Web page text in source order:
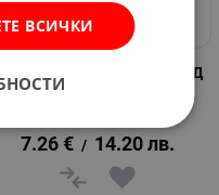
Силикон ALL IN ONE ХИБРИД
бял - 290 ml
7.26 € / 14.20 лв.
ВСИЧКИ